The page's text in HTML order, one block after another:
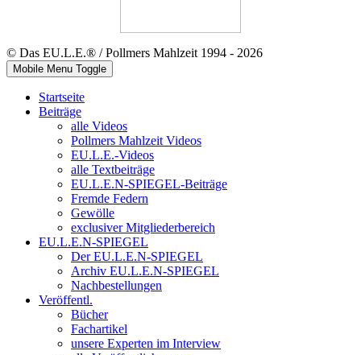
© Das EU.L.E.® / Pollmers Mahlzeit 1994 - 2026
Mobile Menu Toggle
Startseite
Beiträge
alle Videos
Pollmers Mahlzeit Videos
EU.L.E.-Videos
alle Textbeiträge
EU.L.E.N-SPIEGEL-Beiträge
Fremde Federn
Gewölle
exclusiver Mitgliederbereich
EU.L.E.N-SPIEGEL
Der EU.L.E.N-SPIEGEL
Archiv EU.L.E.N-SPIEGEL
Nachbestellungen
Veröffentl.
Bücher
Fachartikel
unsere Experten im Interview